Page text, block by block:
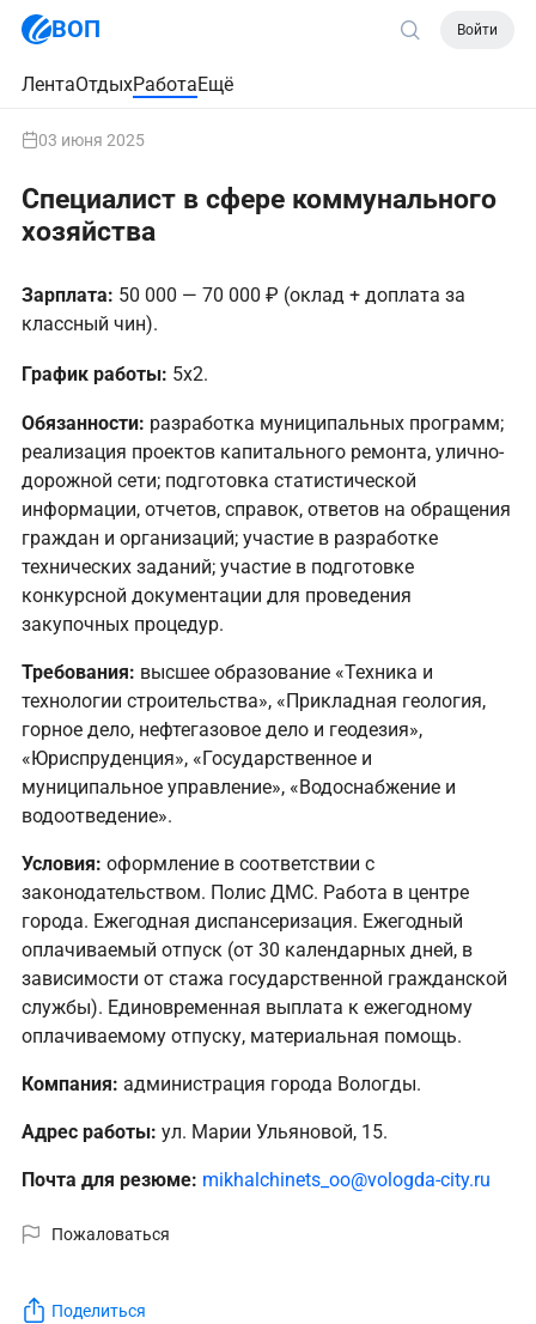
ВОП Войти
ЛентаОтдыхРаботаЕщё
03 июня 2025
Специалист в сфере коммунального
хозяйства
Зарплата: 50 000 — 70 000 ₽ (оклад + доплата за
классный чин).
График работы: 5х2.
Обязанности: разработка муниципальных программ;
реализация проектов капитального ремонта, улично-
дорожной сети; подготовка статистической
информации, отчетов, справок, ответов на обращения
граждан и организаций; участие в разработке
технических заданий; участие в подготовке
конкурсной документации для проведения
закупочных процедур.
Требования: высшее образование «Техника и
технологии строительства», «Прикладная геология,
горное дело, нефтегазовое дело и геодезия»,
«Юриспруденция», «Государственное и
муниципальное управление», «Водоснабжение и
водоотведение».
Условия: оформление в соответствии с
законодательством. Полис ДМС. Работа в центре
города. Ежегодная диспансеризация. Ежегодный
оплачиваемый отпуск (от 30 календарных дней, в
зависимости от стажа государственной гражданской
службы). Единовременная выплата к ежегодному
оплачиваемому отпуску, материальная помощь.
Компания: администрация города Вологды.
Адрес работы: ул. Марии Ульяновой, 15.
Почта для резюме: mikhalchinets_oo@vologda-city.ru
Пожаловаться
Поделиться